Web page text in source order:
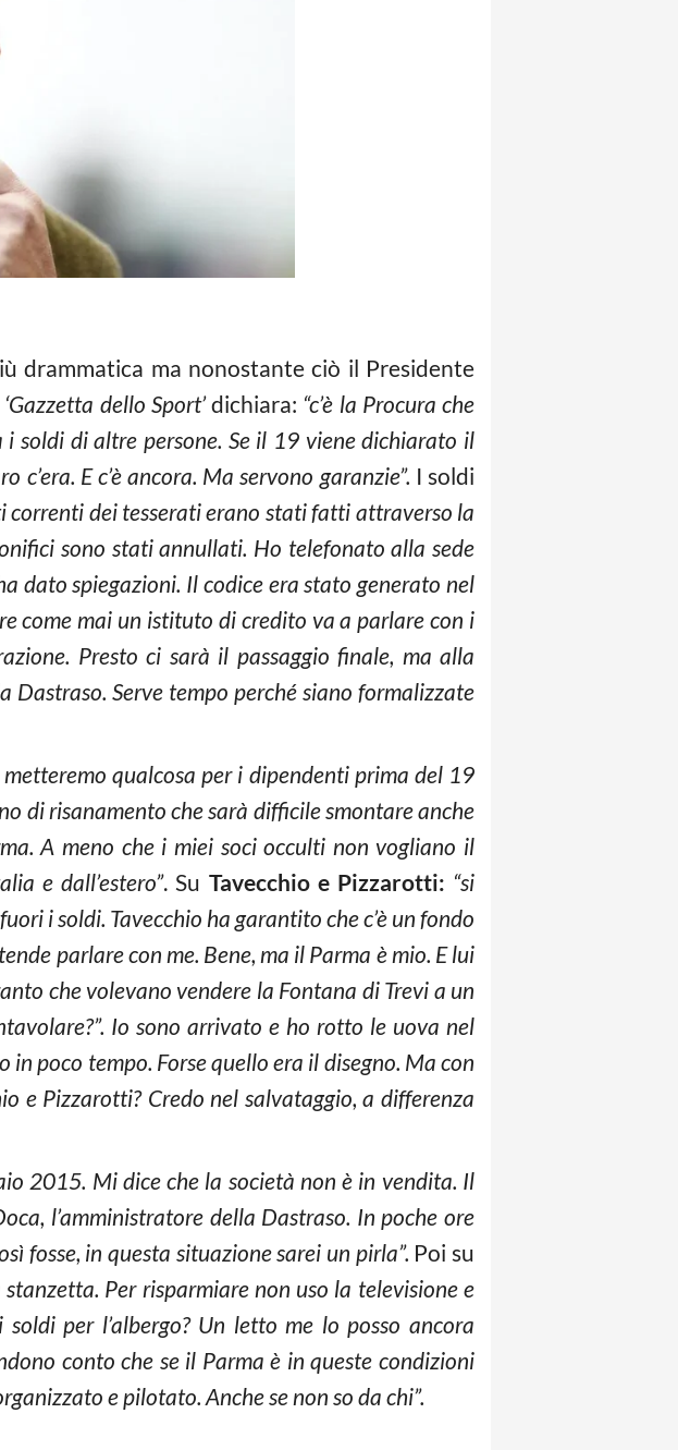
drammatica ma nonostante ciò il Presidente
‘Gazzetta dello Sport’dichiara: “c’è la Procura che
soldi di altre persone. Se il 19 viene dichiarato il
E c’è ancora. Ma servono garanzie”. I soldi
dei tesserati erano stati fatti attraverso la
sono stati annullati. Ho telefonato alla sede
dato spiegazioni. Il codice era stato generato nel
come mai un istituto di credito va a parlare con i
Presto ci sarà il passaggio finale, ma alla
Serve tempo perché siano formalizzate
metteremo qualcosa per i dipendenti prima del 19
di risanamento che sarà difficile smontare anche
A meno che i miei soci occulti non vogliano il
e dall’estero”. Su Tavecchio e Pizzarotti: “si
i soldi. Tavecchio ha garantito che c’è un fondo
parlare con me. Bene, ma il Parma è mio. E lui
che volevano vendere la Fontana di Trevi a un
Io sono arrivato e ho rotto le uova nel
poco tempo. Forse quello era il disegno. Ma con
e Pizzarotti? Credo nel salvataggio, a differenza
2015. Mi dice che la società non è in vendita. Il
l’amministratore della Dastraso. In poche ore
fosse, in questa situazione sarei un pirla”. Poi su
stanzetta. Per risparmiare non uso la televisione e
per l’albergo? Un letto me lo posso ancora
conto che se il Parma è in queste condizioni
e pilotato. Anche se non so da chi”.